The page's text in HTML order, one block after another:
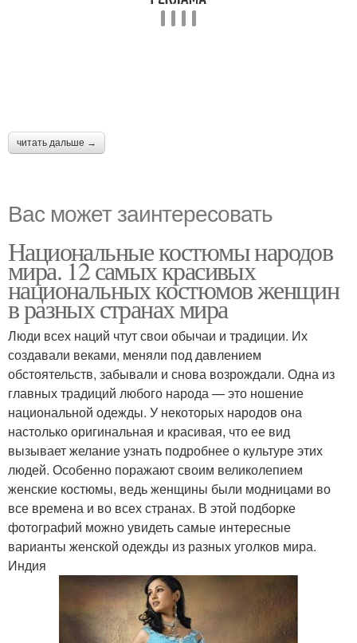
читать дальше →
Вас может заинтересовать
Национальные костюмы народов
мира. 12 самых красивых
национальных костюмов женщин
в разных странах мира
Люди всех наций чтут свои обычаи и традиции. Их
создавали веками, меняли под давлением
обстоятельств, забывали и снова возрождали. Одна из
главных традиций любого народа — это ношение
национальной одежды. У некоторых народов она
настолько оригинальная и красивая, что ее вид
вызывает желание узнать подробнее о культуре этих
людей. Особенно поражают своим великолепием
женские костюмы, ведь женщины были модницами во
все времена и во всех странах. В этой подборке
фотографий можно увидеть самые интересные
варианты женской одежды из разных уголков мира.
Индия